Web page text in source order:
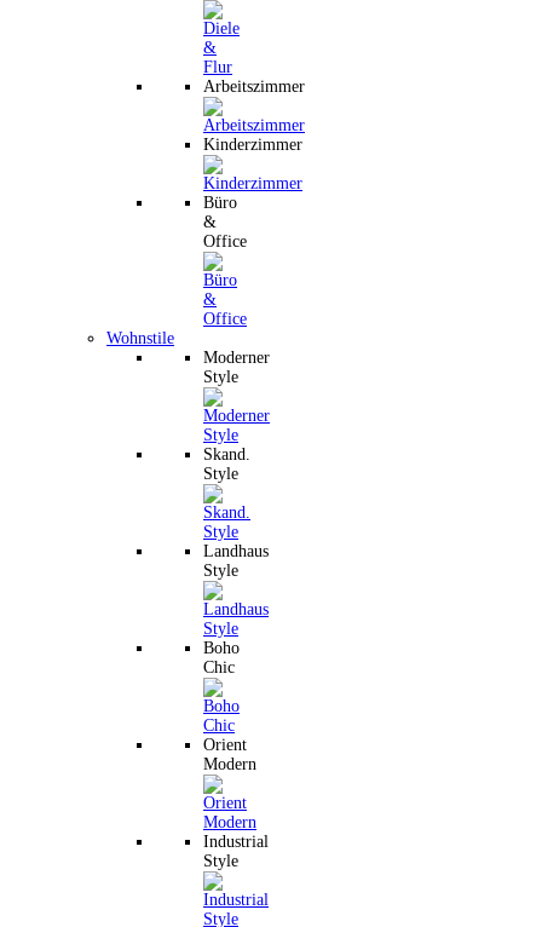
Arbeitszimmer
Kinderzimmer
Büro
&
Office
Wohnstile
Moderner
Style
Skand.
Style
Landhaus
Style
Boho
Chic
Orient
Modern
Industrial
Style